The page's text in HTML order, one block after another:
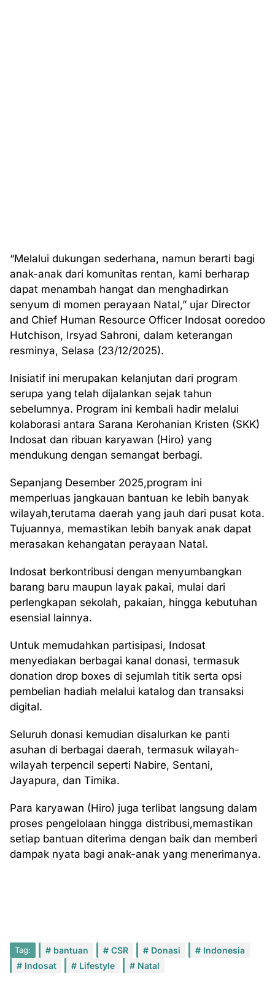
“Melalui dukungan sederhana, namun berarti bagi
anak-anak dari komunitas rentan, kami berharap
dapat menambah hangat dan menghadirkan
senyum di momen perayaan Natal,” ujar Director
and Chief Human Resource Officer Indosat ooredoo
Hutchison, Irsyad Sahroni, dalam keterangan
resminya, Selasa (23/12/2025).
Inisiatif ini merupakan kelanjutan dari program
serupa yang telah dijalankan sejak tahun
sebelumnya. Program ini kembali hadir melalui
kolaborasi antara Sarana Kerohanian Kristen (SKK)
Indosat dan ribuan karyawan (Hiro) yang
mendukung dengan semangat berbagi.
Sepanjang Desember 2025,program ini
memperluas jangkauan bantuan ke lebih banyak
wilayah,terutama daerah yang jauh dari pusat kota.
Tujuannya, memastikan lebih banyak anak dapat
merasakan kehangatan perayaan Natal.
Indosat berkontribusi dengan menyumbangkan
barang baru maupun layak pakai, mulai dari
perlengkapan sekolah, pakaian, hingga kebutuhan
esensial lainnya.
Untuk memudahkan partisipasi, Indosat
menyediakan berbagai kanal donasi, termasuk
donation drop boxes di sejumlah titik serta opsi
pembelian hadiah melalui katalog dan transaksi
digital.
Seluruh donasi kemudian disalurkan ke panti
asuhan di berbagai daerah, termasuk wilayah-
wilayah terpencil seperti Nabire, Sentani,
Jayapura, dan Timika.
Para karyawan (Hiro) juga terlibat langsung dalam
proses pengelolaan hingga distribusi,memastikan
setiap bantuan diterima dengan baik dan memberi
dampak nyata bagi anak-anak yang menerimanya.
Tag: bantuan CSR Donasi
Indonesia
Indosat
Lifestyle Natal